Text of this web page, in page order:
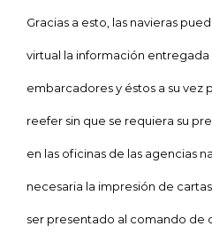
Gracias a esto, las navieras
virtual la información
embarcadores y éstos a su vez
reefer sin que se requiera su
en las oficinas de las agencias
necesaria la impresión de
ser presentado al comando de